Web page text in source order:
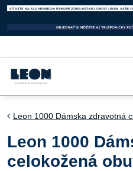
Leon 1000 Dámska zdravotná
Leon 1000
celokožená